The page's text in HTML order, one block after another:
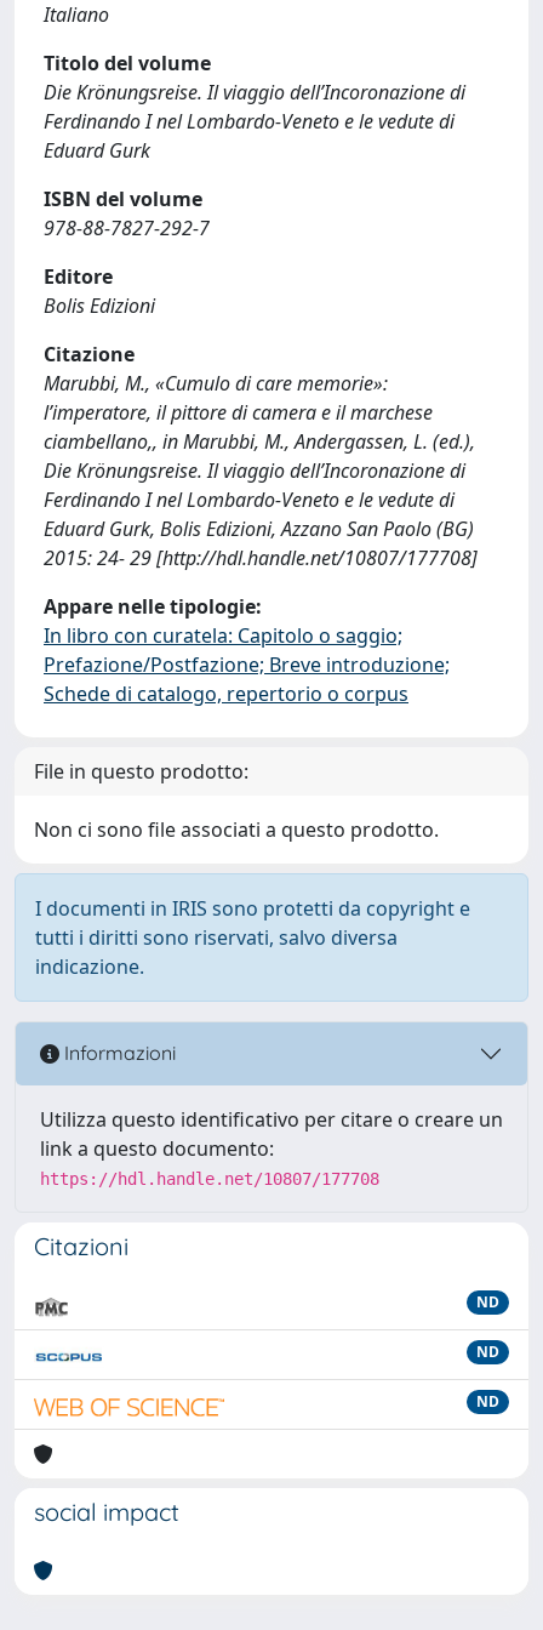
Italiano
Titolo del volume
Die Krönungsreise. Il viaggio dell’Incoronazione di
Ferdinando I nel Lombardo-Veneto e le vedute di
Eduard Gurk
ISBN del volume
978-88-7827-292-7
Editore
Bolis Edizioni
Citazione
Marubbi, M., «Cumulo di care memorie»:
l’imperatore, il pittore di camera e il marchese
ciambellano,, in Marubbi, M., Andergassen, L. (ed.),
Die Krönungsreise. Il viaggio dell’Incoronazione di
Ferdinando I nel Lombardo-Veneto e le vedute di
Eduard Gurk, Bolis Edizioni, Azzano San Paolo (BG)
2015: 24- 29 [http://hdl.handle.net/10807/177708]
Appare nelle tipologie:
In libro con curatela: Capitolo o saggio;
Prefazione/Postfazione; Breve introduzione;
Schede di catalogo, repertorio o corpus
File in questo prodotto:
Non ci sono file associati a questo prodotto.
I documenti in IRIS sono protetti da copyright e
tutti i diritti sono riservati, salvo diversa
indicazione.
Informazioni
Utilizza questo identificativo per citare o creare un
link a questo documento:
https://hdl.handle.net/10807/177708
Citazioni
ND
ND
ND
social impact